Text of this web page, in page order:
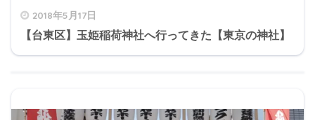
2018年5月17日
【台東区】玉姫稲荷神社へ行ってきた【東京の神社】